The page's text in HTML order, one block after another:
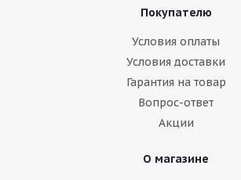
Amtel NordMaster Evo 205/70 R15 100T
Подробнее
Покупателю
Условия оплаты
Условия доставки
Гарантия на товар
Вопрос-ответ
Акции
О магазине